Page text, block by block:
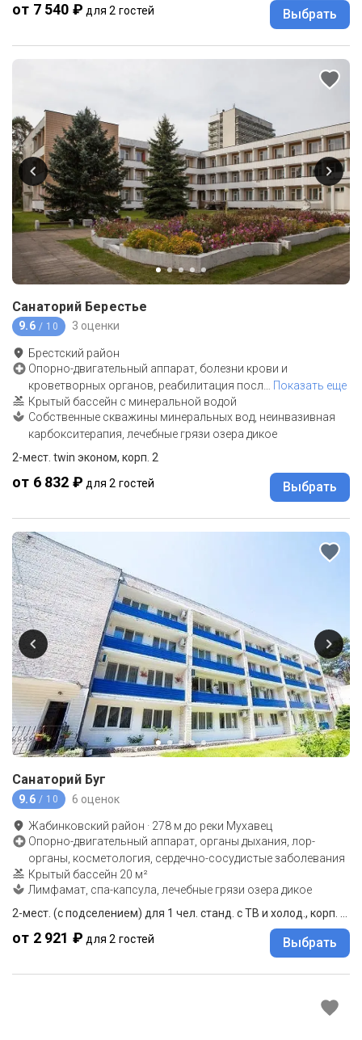
от 7 540 ₽ для 2 гостей Выбрать
Санаторий Берестье
9.6 / 10 3 оценки
Брестский район
Опорно-двигательный аппарат, болезни крови и
кроветворных органов, реабилитация посл
Показать еще
Крытый бассейн с минеральной водой
Собственные скважины минеральных вод, неинвазивная
карбокситерапия, лечебные грязи озера дикое
2-мест. twin эконом, корп. 2
от 6 832 ₽ для 2 гостей Выбрать
Санаторий Буг
9.6 / 10 6 оценок
Жабинковский район · 278 м до реки Мухавец
Опорно-двигательный аппарат, органы дыхания, лор-
органы, косметология, сердечно-сосудистые заболевания
Крытый бассейн 20 м²
Лимфамат, спа-капсула, лечебные грязи озера дикое
от 2 921 ₽ для 2 гостей Выбрать